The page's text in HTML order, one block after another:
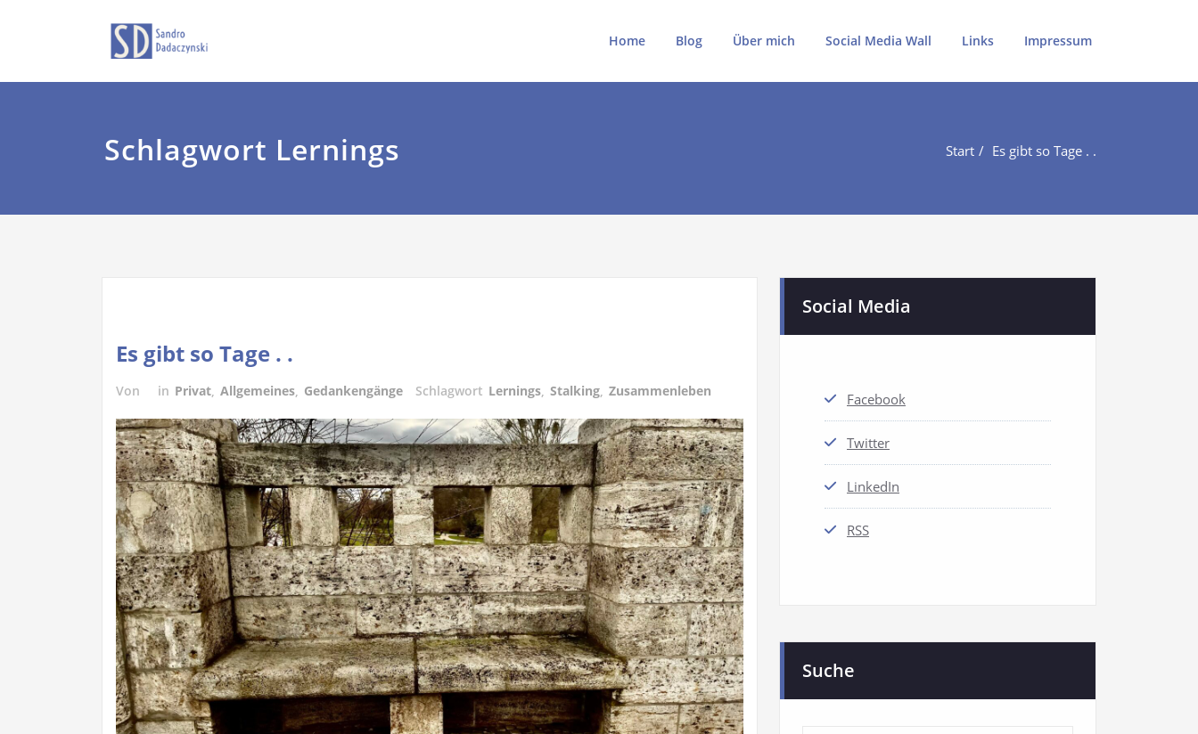
Home Blog Über mich Social Media Wall Links Impressum
Schlagwort Lernings Start Es gibt so Tage . .
Es gibt so Tage . .
Von in Privat, Allgemeines, Gedankengänge Schlagwort Lernings, Stalking, Zusammenleben
Social Media
Facebook
Twitter
LinkedIn
RSS
Suche